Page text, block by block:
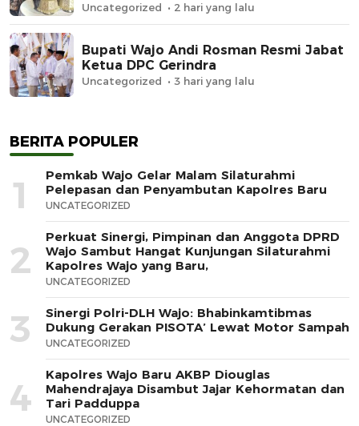
Uncategorized 2 hari yang lalu
Bupati Wajo Andi Rosman Resmi Jabat
Ketua DPC Gerindra
Uncategorized 3 hari yang lalu
BERITA POPULER
1
Pemkab Wajo Gelar Malam Silaturahmi
Pelepasan dan Penyambutan Kapolres Baru
UNCATEGORIZED
2
Perkuat Sinergi, Pimpinan dan Anggota DPRD
Wajo Sambut Hangat Kunjungan Silaturahmi
Kapolres Wajo yang Baru,
UNCATEGORIZED
3
Sinergi Polri-DLH Wajo: Bhabinkamtibmas
Dukung Gerakan PISOTA’ Lewat Motor Sampah
UNCATEGORIZED
4
Kapolres Wajo Baru AKBP Diouglas
Mahendrajaya Disambut Jajar Kehormatan dan
Tari Padduppa
UNCATEGORIZED